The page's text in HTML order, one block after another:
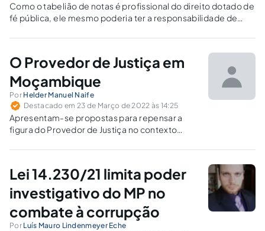
Como o tabelião de notas é profissional do direito dotado de
fé pública, ele mesmo poderia ter a responsabilidade de
estariam sendo respeitados.
O Provedor de Justiça em
Moçambique
Por Helder Manuel Naife
Destacado em 23 de Março de 2022 às 14:25
Apresentam-se propostas para repensar a
figura do Provedor de Justiça no contexto
atribuições constitucionais.
Lei 14.230/21 limita poder
investigativo do MP no
combate à corrupção
Por Luís Mauro Lindenmeyer Eche